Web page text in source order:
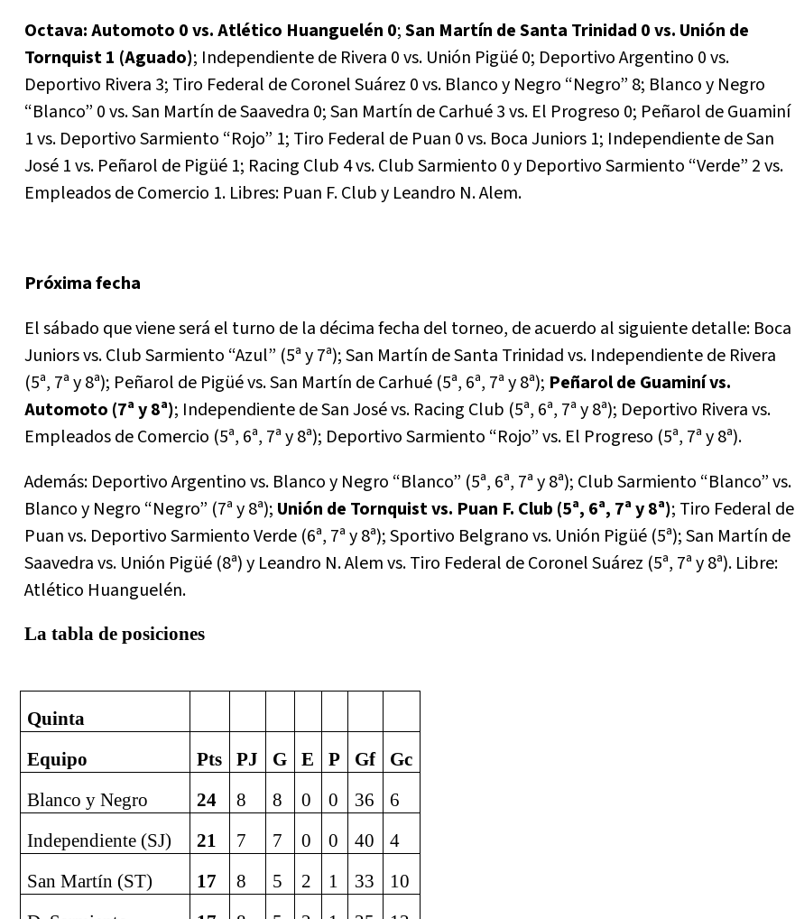
Octava: Automoto 0 vs. Atlético Huanguelén 0;San Martín de Santa Trinidad 0 vs. Unión de
Tornquist 1 (Aguado); Independiente de Rivera 0 vs. Unión Pigüé 0; Deportivo Argentino 0 vs.
Deportivo Rivera 3; Tiro Federal de Coronel Suárez 0 vs. Blanco y Negro “Negro” 8; Blanco y Negro
“Blanco” 0 vs. San Martín de Saavedra 0; San Martín de Carhué 3 vs. El Progreso 0; Peñarol de Guaminí
1 vs. Deportivo Sarmiento “Rojo” 1; Tiro Federal de Puan 0 vs. Boca Juniors 1; Independiente de San
José 1 vs. Peñarol de Pigüé 1; Racing Club 4 vs. Club Sarmiento 0 y Deportivo Sarmiento “Verde” 2 vs.
Empleados de Comercio 1. Libres: Puan F. Club y Leandro N. Alem.
Próxima fecha
El sábado que viene será el turno de la décima fecha del torneo, de acuerdo al siguiente detalle: Boca
Juniors vs. Club Sarmiento “Azul” (5ª y 7ª); San Martín de Santa Trinidad vs. Independiente de Rivera
(5ª, 7ª y 8ª); Peñarol de Pigüé vs. San Martín de Carhué (5ª, 6ª, 7ª y 8ª); Peñarol de Guaminí vs.
Automoto (7ª y 8ª); Independiente de San José vs. Racing Club (5ª, 6ª, 7ª y 8ª); Deportivo Rivera vs.
Empleados de Comercio (5ª, 6ª, 7ª y 8ª); Deportivo Sarmiento “Rojo” vs. El Progreso (5ª, 7ª y 8ª).
Además: Deportivo Argentino vs. Blanco y Negro “Blanco” (5ª, 6ª, 7ª y 8ª); Club Sarmiento “Blanco” vs.
Blanco y Negro “Negro” (7ª y 8ª); Unión de Tornquist vs. Puan F. Club (5ª, 6ª, 7ª y 8ª); Tiro Federal de
Puan vs. Deportivo Sarmiento Verde (6ª, 7ª y 8ª); Sportivo Belgrano vs. Unión Pigüé (5ª); San Martín de
Saavedra vs. Unión Pigüé (8ª) y Leandro N. Alem vs. Tiro Federal de Coronel Suárez (5ª, 7ª y 8ª). Libre:
Atlético Huanguelén.
La tabla de posiciones
Quinta
Equipo
Pts PJ G E P Gf
Gc
Blanco y Negro
24 8 8 0 0 36
6
Independiente (SJ)
21 7 7 0 0 40
4
San Martín (ST)
17 8 5 2 1 33
10